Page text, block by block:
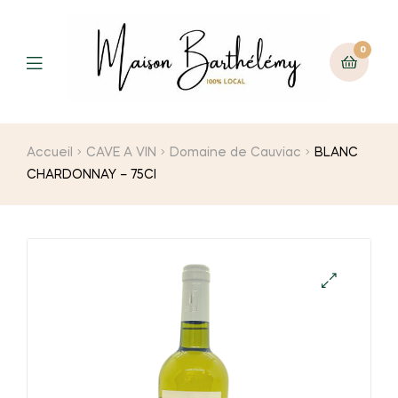
0
Menu
Accueil CAVE A VIN Domaine de Cauviac
BLANC
CHARDONNAY – 75Cl